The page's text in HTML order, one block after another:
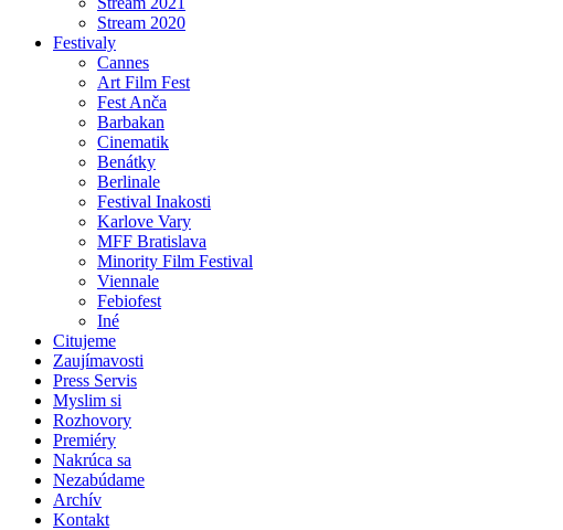
Stream 2020
Festivaly
Cannes
Art Film Fest
Fest Anča
Barbakan
Cinematik
Benátky
Berlinale
Festival Inakosti
Karlove Vary
MFF Bratislava
Minority Film Festival
Viennale
Febiofest
Iné
Citujeme
Zaujímavosti
Press Servis
Myslim si
Rozhovory
Premiéry
Nakrúca sa
Nezabúdame
Archív
Kontakt